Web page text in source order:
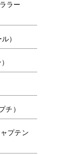
ラー
）
チ）
プテン